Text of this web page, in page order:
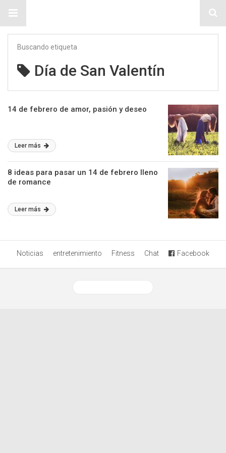
Buscando etiqueta
Día de San Valentín
14 de febrero de amor, pasión y deseo
Leer más
8 ideas para pasar un 14 de febrero lleno
de romance
Leer más
Noticias entretenimiento Fitness Chat Facebook